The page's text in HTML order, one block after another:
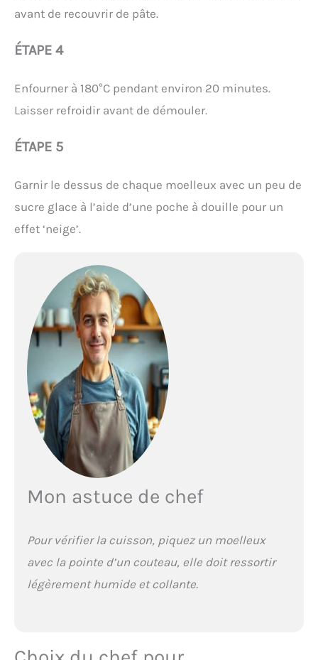
avant de recouvrir de pâte.
ÉTAPE 4
Enfourner à 180°C pendant environ 20 minutes.
Laisser refroidir avant de démouler.
ÉTAPE 5
Garnir le dessus de chaque moelleux avec un peu de
sucre glace à l’aide d’une poche à douille pour un
effet ‘neige’.
Mon astuce de chef
Pour vérifier la cuisson, piquez un moelleux
avec la pointe d’un couteau, elle doit ressortir
légèrement humide et collante.